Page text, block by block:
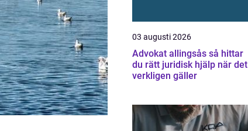
03 augusti 2026
Advokat allingsås så hittar
du rätt juridisk hjälp när det
verkligen gäller